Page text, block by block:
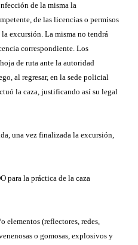
de la misma la
de las licencias o permisos
excursión. La misma no tendrá
correspondiente. Los
de ruta ante la autoridad
al regresar, en la sede policial
la caza, justificando así su legal
una vez finalizada la excursión,
para la práctica de la caza
elementos (reflectores, redes,
o gomosas, explosivos y